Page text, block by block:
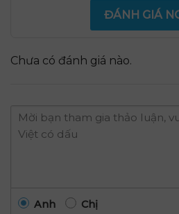
ĐÁNH GIÁ
Chưa có đánh giá nào.
Anh Chị